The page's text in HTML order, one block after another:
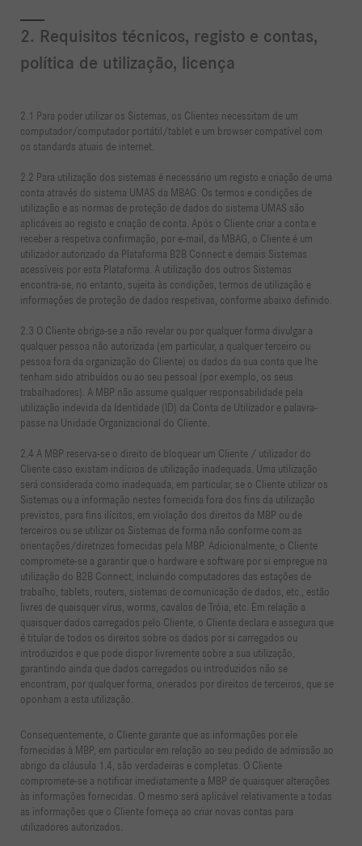
2. Requisitos técnicos, registo e contas,
política de utilização, licença
2.1 Para poder utilizar os Sistemas, os Clientes necessitam de um
computador/computador portátil/tablet e um browser compatível com
os standards atuais de internet.
2.2 Para utilização dos sistemas é necessário um registo e criação de uma
conta através do sistema UMAS da MBAG. Os termos e condições de
utilização e as normas de proteção de dados do sistema UMAS são
aplicáveis ao registo e criação de conta. Após o Cliente criar a conta e
receber a respetiva confirmação, por e-mail, da MBAG, o Cliente é um
utilizador autorizado da Plataforma B2B Connect e demais Sistemas
acessíveis por esta Plataforma. A utilização dos outros Sistemas
encontra-se, no entanto, sujeita às condições, termos de utilização e
informações de proteção de dados respetivas, conforme abaixo definido.
2.3 O Cliente obriga-se a não revelar ou por qualquer forma divulgar a
qualquer pessoa não autorizada (em particular, a qualquer terceiro ou
pessoa fora da organização do Cliente) os dados da sua conta que lhe
tenham sido atribuídos ou ao seu pessoal (por exemplo, os seus
trabalhadores). A MBP não assume qualquer responsabilidade pela
utilização indevida da Identidade (ID) da Conta de Utilizador e palavra-
passe na Unidade Organizacional do Cliente.
2.4 A MBP reserva-se o direito de bloquear um Cliente / utilizador do
Cliente caso existam indícios de utilização inadequada. Uma utilização
será considerada como inadequada, em particular, se o Cliente utilizar os
Sistemas ou a informação nestes fornecida fora dos fins da utilização
previstos, para fins ilícitos, em violação dos direitos da MBP ou de
terceiros ou se utilizar os Sistemas de forma não conforme com as
orientações/diretrizes fornecidas pela MBP. Adicionalmente, o Cliente
compromete-se a garantir que o hardware e software por si empregue na
utilização do B2B Connect, incluindo computadores das estações de
trabalho, tablets, routers, sistemas de comunicação de dados, etc., estão
livres de quaisquer vírus, worms, cavalos de Tróia, etc. Em relação a
quaisquer dados carregados pelo Cliente, o Cliente declara e assegura que
é titular de todos os direitos sobre os dados por si carregados ou
introduzidos e que pode dispor livremente sobre a sua utilização,
garantindo ainda que dados carregados ou introduzidos não se
encontram, por qualquer forma, onerados por direitos de terceiros, que se
oponham a esta utilização.
Consequentemente, o Cliente garante que as informações por ele
fornecidas à MBP, em particular em relação ao seu pedido de admissão ao
abrigo da cláusula 1.4, são verdadeiras e completas. O Cliente
compromete-se a notificar imediatamente a MBP de quaisquer alterações
às informações fornecidas. O mesmo será aplicável relativamente a todas
as informações que o Cliente forneça ao criar novas contas para
utilizadores autorizados.